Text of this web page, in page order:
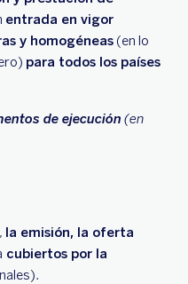
entrada en vigor
y homogéneas (en lo
para todos los países
de ejecución (en
la emisión, la oferta
cubiertos por la